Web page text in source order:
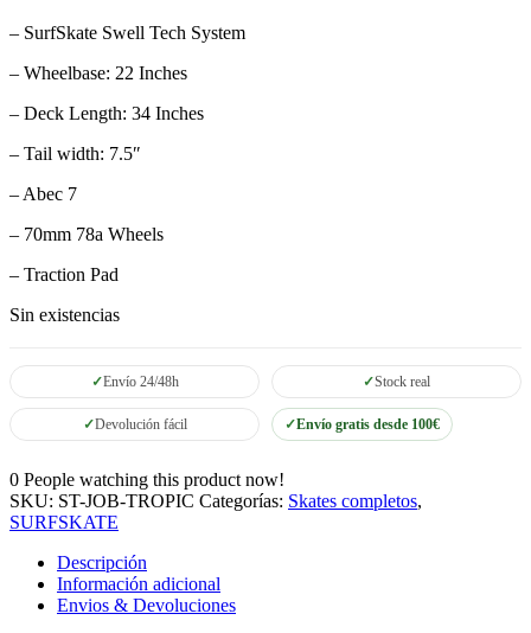
– SurfSkate Swell Tech System
– Wheelbase: 22 Inches
– Deck Length: 34 Inches
– Tail width: 7.5″
– Abec 7
– 70mm 78a Wheels
– Traction Pad
Sin existencias
Envío 24/48h Stock real
Devolución fácil Envío gratis desde 100€
0 People watching this product now!
SKU: ST-JOB-TROPIC Categorías: Skates completos,
SURFSKATE
Descripción
Información adicional
Envios & Devoluciones